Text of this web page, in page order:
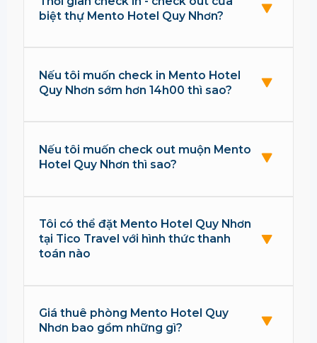
biệt thự Mento Hotel Quy Nhơn?
Nếu tôi muốn check in Mento Hotel
Quy Nhơn sớm hơn 14h00 thì sao?
Nếu tôi muốn check out muộn Mento
Hotel Quy Nhơn thì sao?
Tôi có thể đặt Mento Hotel Quy Nhơn
tại Tico Travel với hình thức thanh
toán nào
Giá thuê phòng Mento Hotel Quy
Nhơn bao gồm những gì?